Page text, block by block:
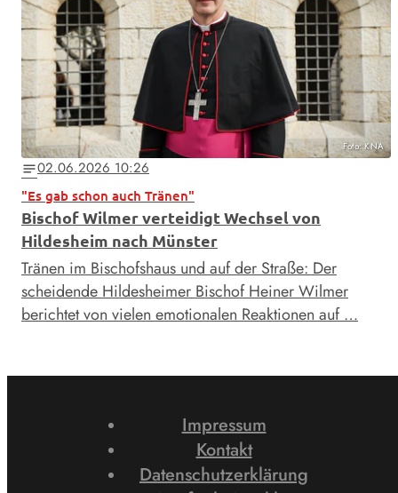
Foto: KNA
notes02.06.2026 10:26
"Es gab schon auch Tränen"
Bischof Wilmer verteidigt Wechsel von
Hildesheim nach Münster
Tränen im Bischofshaus und auf der Straße: Der
scheidende Hildesheimer Bischof Heiner Wilmer
berichtet von vielen emotionalen Reaktionen auf …
Impressum
Kontakt
Datenschutzerklärung